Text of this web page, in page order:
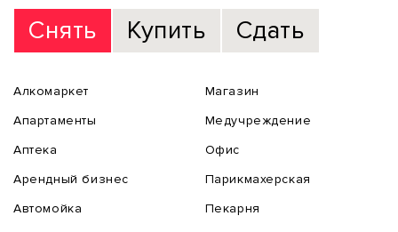
Снять
Купить Сдать
Алкомаркет
Апартаменты
Аптека
Арендный бизнес
Автомойка
Магазин
Медучреждение
Офис
Парикмахерская
Пекарня